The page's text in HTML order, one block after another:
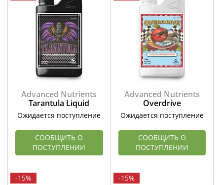
Advanced Nutrients
Tarantula Liquid
Ожидается поступление
СООБЩИТЬ О
ПОСТУПЛЕНИИ
Advanced Nutrients
Overdrive
Ожидается поступление
СООБЩИТЬ О
ПОСТУПЛЕНИИ
-15% -15%